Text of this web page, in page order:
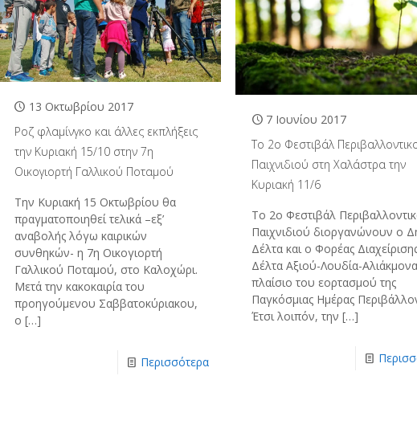
13 Οκτωβρίου 2017
Ροζ φλαμίνγκο και άλλες εκπλήξεις
την Κυριακή 15/10 στην 7η
Οικογιορτή Γαλλικού Ποταμού
Την Κυριακή 15 Οκτωβρίου θα
πραγματοποιηθεί τελικά –εξ’
αναβολής λόγω καιρικών
συνθηκών- η 7η Οικογιορτή
Γαλλικού Ποταμού, στο Καλοχώρι.
Μετά την κακοκαιρία του
προηγούμενου Σαββατοκύριακου,
ο […]
Περισσότερα
7 Ιουνίου 2017
Το 2ο Φεστιβάλ
Παιχνιδιού στη Χαλάστρα την
Κυριακή 11/6
Το 2ο Φεστιβάλ
Παιχνιδιού διοργανώνουν ο
Δέλτα και ο Φορέας
Δέλτα Αξιού-Λουδία-
πλαίσιο του εορτασμού της
Παγκόσμιας Ημέρας
Έτσι λοιπόν, την […]